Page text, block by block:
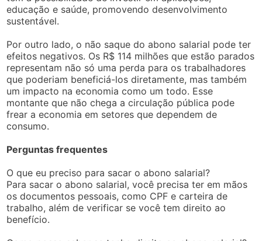
educação e saúde, promovendo desenvolvimento
sustentável.
Por outro lado, o não saque do abono salarial pode ter
efeitos negativos. Os R$ 114 milhões que estão parados
representam não só uma perda para os trabalhadores
que poderiam beneficiá-los diretamente, mas também
um impacto na economia como um todo. Esse
montante que não chega a circulação pública pode
frear a economia em setores que dependem de
consumo.
Perguntas frequentes
O que eu preciso para sacar o abono salarial?
Para sacar o abono salarial, você precisa ter em mãos
os documentos pessoais, como CPF e carteira de
trabalho, além de verificar se você tem direito ao
benefício.